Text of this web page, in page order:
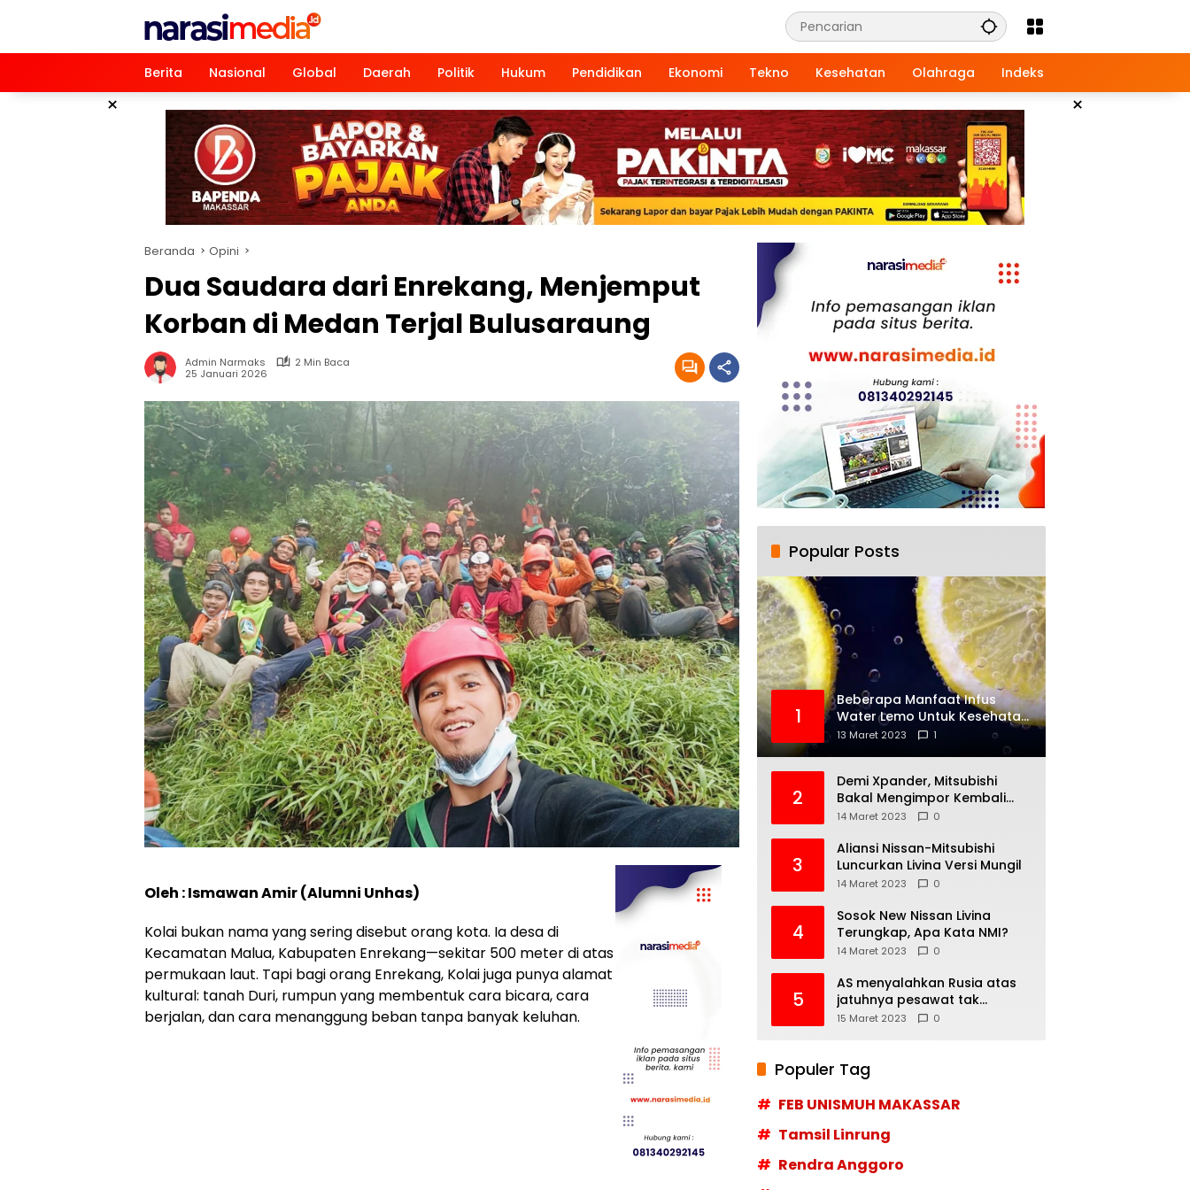
Berita
Nasional Global Daerah Politik Hukum Pendidikan Ekonomi Tekno Kesehatan Olahraga Indeks
× ×
Beranda Opini
Dua Saudara dari Enrekang, Menjemput
Korban di Medan Terjal Bulusaraung
Admin Narmaks
2 Min Baca
25 Januari 2026
Oleh : Ismawan Amir (Alumni Unhas)
Kolai bukan nama yang sering disebut orang kota. Ia desa di
Kecamatan Malua, Kabupaten Enrekang—sekitar 500 meter di atas
permukaan laut. Tapi bagi orang Enrekang, Kolai juga punya alamat
kultural: tanah Duri, rumpun yang membentuk cara bicara, cara
berjalan, dan cara menanggung beban tanpa banyak keluhan.
Popular Posts
1
Beberapa Manfaat Infus
Water Lemo Untuk Kesehatan
Anda
13 Maret 2023 1
2
Demi Xpander, Mitsubishi
Bakal Mengimpor Kembali
Pajero Sport
14 Maret 2023 0
3
Aliansi Nissan-Mitsubishi
Luncurkan Livina Versi Mungil
14 Maret 2023 0
4
Sosok New Nissan Livina
Terungkap, Apa Kata NMI?
14 Maret 2023 0
5
AS menyalahkan Rusia atas
jatuhnya pesawat tak
berawak di Laut Hitam,
15 Maret 2023 0
Populer Tag
FEB UNISMUH MAKASSAR
Tamsil Linrung
Rendra Anggoro